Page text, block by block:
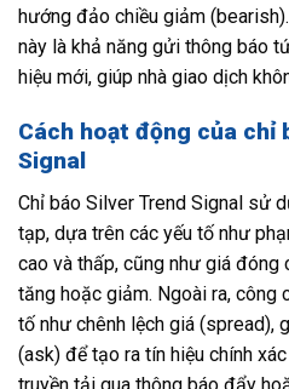
hướng đảo chiều giảm
này là khả năng gửi thông báo
hiệu mới, giúp nhà giao dịch
Cách hoạt động của chỉ
Signal
Chỉ báo Silver Trend Signal sử
tạp, dựa trên các yếu tố như
cao và thấp, cũng như giá
tăng hoặc giảm. Ngoài ra, công
tố như chênh lệch giá (spread),
(ask) để tạo ra tín hiệu chính